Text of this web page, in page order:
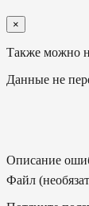
×
Также можно
Данные не
Описание
Файл